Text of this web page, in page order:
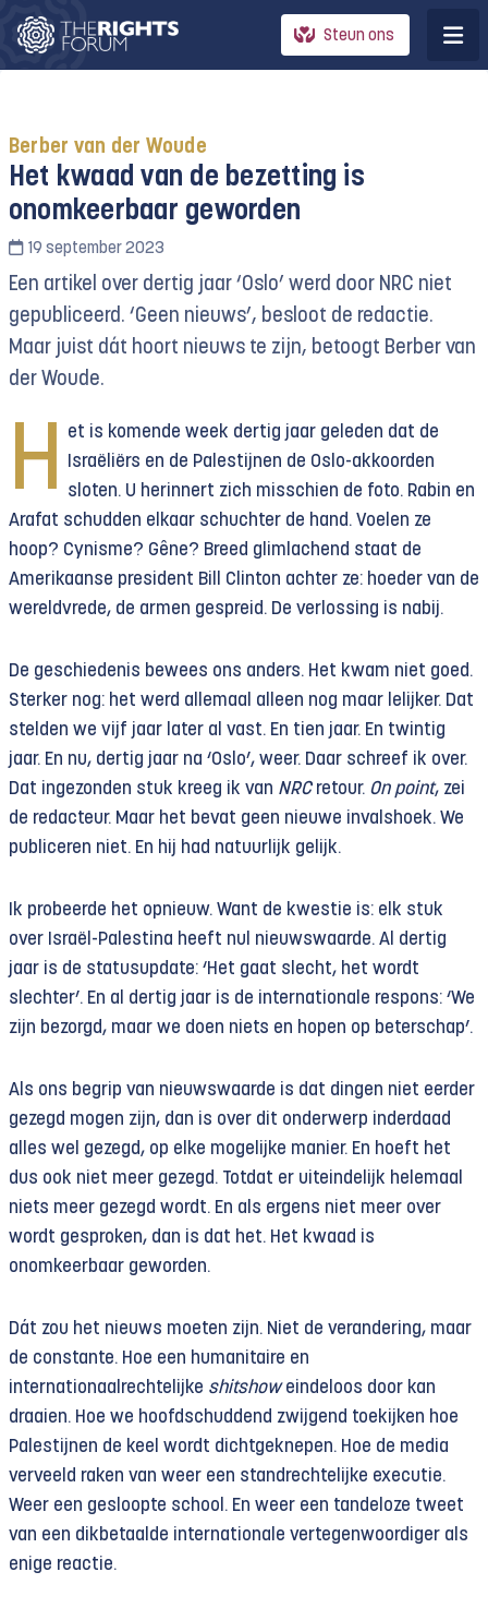
Steun ons
Berber van der Woude
Het kwaad van de bezetting is
onomkeerbaar geworden
19 september 2023
Een artikel over dertig jaar ‘Oslo’ werd door NRC niet
gepubliceerd. ‘Geen nieuws’, besloot de redactie.
Maar juist dát hoort nieuws te zijn, betoogt Berber van
der Woude.
H
et is komende week dertig jaar geleden dat de
Israëliërs en de Palestijnen de Oslo-akkoorden
sloten. U herinnert zich misschien de foto. Rabin en
Arafat schudden elkaar schuchter de hand. Voelen ze
hoop? Cynisme? Gêne? Breed glimlachend staat de
Amerikaanse president Bill Clinton achter ze: hoeder van de
wereldvrede, de armen gespreid. De verlossing is nabij.
De geschiedenis bewees ons anders. Het kwam niet goed.
Sterker nog: het werd allemaal alleen nog maar lelijker. Dat
stelden we vijf jaar later al vast. En tien jaar. En twintig
jaar. En nu, dertig jaar na ‘Oslo’, weer. Daar schreef ik over.
Dat ingezonden stuk kreeg ik van NRCretour. On point, zei
de redacteur. Maar het bevat geen nieuwe invalshoek. We
publiceren niet. En hij had natuurlijk gelijk.
Ik probeerde het opnieuw. Want de kwestie is: elk stuk
over Israël-Palestina heeft nul nieuwswaarde. Al dertig
jaar is de statusupdate: ‘Het gaat slecht, het wordt
slechter’. En al dertig jaar is de internationale respons: ‘We
zijn bezorgd, maar we doen niets en hopen op beterschap’.
Als ons begrip van nieuwswaarde is dat dingen niet eerder
gezegd mogen zijn, dan is over dit onderwerp inderdaad
alles wel gezegd, op elke mogelijke manier. En hoeft het
dus ook niet meer gezegd. Totdat er uiteindelijk helemaal
niets meer gezegd wordt. En als ergens niet meer over
wordt gesproken, dan is dat het. Het kwaad is
onomkeerbaar geworden.
Dát zou het nieuws moeten zijn. Niet de verandering, maar
de constante. Hoe een humanitaire en
internationaalrechtelijke shitshoweindeloos door kan
draaien. Hoe we hoofdschuddend zwijgend toekijken hoe
Palestijnen de keel wordt dichtgeknepen. Hoe de media
verveeld raken van weer een standrechtelijke executie.
Weer een gesloopte school. En weer een tandeloze tweet
van een dikbetaalde internationale vertegenwoordiger als
enige reactie.